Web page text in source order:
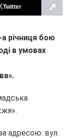
Twitter ↗
а річниця бою
в умовах
адресою: вул.